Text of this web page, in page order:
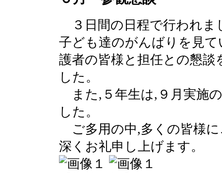
３日間の日程で行われま
子ども達のがんばりを見
護者の皆様と担任との懇
した。
また,５年生は,９月実施
した。
ご多用の中,多くの皆様
深くお礼申し上げます。